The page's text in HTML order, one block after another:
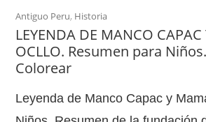
Antiguo Peru, Historia
LEYENDA DE MANCO
OCLLO. Resumen para
Colorear
Leyenda de Manco Capac y